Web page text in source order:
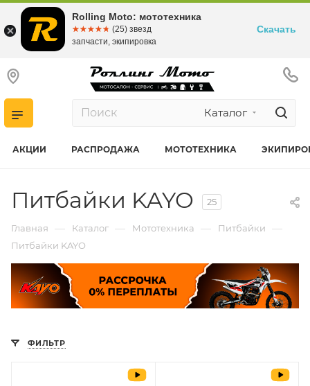
Каталог
АКЦИИ РАСПРОДАЖА МОТОТЕХНИКА
Питбайки KAYO 25
Главная — Каталог — Мототехника — Питбайки —
Питбайки KAYO
ФИЛЬТР
Rolling Moto: мототехника
☆☆☆☆☆
★★★★★ (25) звезд
запчасти, экипировка
Скачать